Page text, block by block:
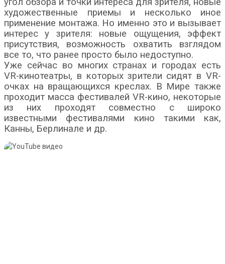
художественные приемы и несколько иное
применение монтажа. Но именно это и вызывает
интерес у зрителя: новые ощущения, эффект
присутствия, возможность охватить взглядом
все то, что ранее просто было недоступно.
Уже сейчас во многих странах и городах есть
VR-кинотеатры, в которых зрители сидят в VR-
очках на вращающихся креслах. В Мире также
проходит масса фестивалей VR-кино, некоторые
из них проходят совместно с широко
известными фестивалями кино такими как,
Канны, Берлинале и др.